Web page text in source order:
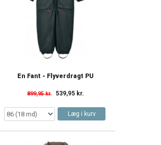
En Fant - Flyverdragt PU
899,95 kr. 539,95 kr.
Læg i kurv